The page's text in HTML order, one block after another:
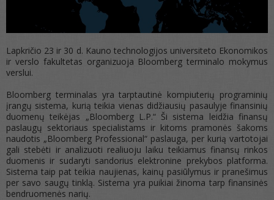
Lapkričio 23 ir 30 d. Kauno technologijos universiteto Ekonomikos
ir verslo fakultetas organizuoja Bloomberg terminalo mokymus
verslui.
Bloomberg terminalas yra tarptautinė kompiuterių programinių
įrangų sistema, kurią teikia vienas didžiausių pasaulyje finansinių
duomenų teikėjas „Bloomberg L.P.“ Ši sistema leidžia finansų
paslaugų sektoriaus specialistams ir kitoms pramonės šakoms
naudotis „Bloomberg Professional“ paslauga, per kurią vartotojai
gali stebėti ir analizuoti realiuoju laiku teikiamus finansų rinkos
duomenis ir sudaryti sandorius elektronine prekybos platforma.
Sistema taip pat teikia naujienas, kainų pasiūlymus ir pranešimus
per savo saugų tinklą. Sistema yra puikiai žinoma tarp finansinės
bendruomenės narių.